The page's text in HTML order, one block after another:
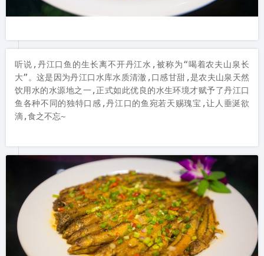
听说,丹江口鱼的生长离不开丹江水,被称为“喝着农夫山泉长
大”。这是因为丹江口水库水质清澈,口感甘甜,是农夫山泉天然
饮用水的水源地之一,正式如此优良的水生环境才赋予了丹江口
鱼各种不同的独特口感,丹江口的鱼宛若天赐瑰宝,让人垂涎欲